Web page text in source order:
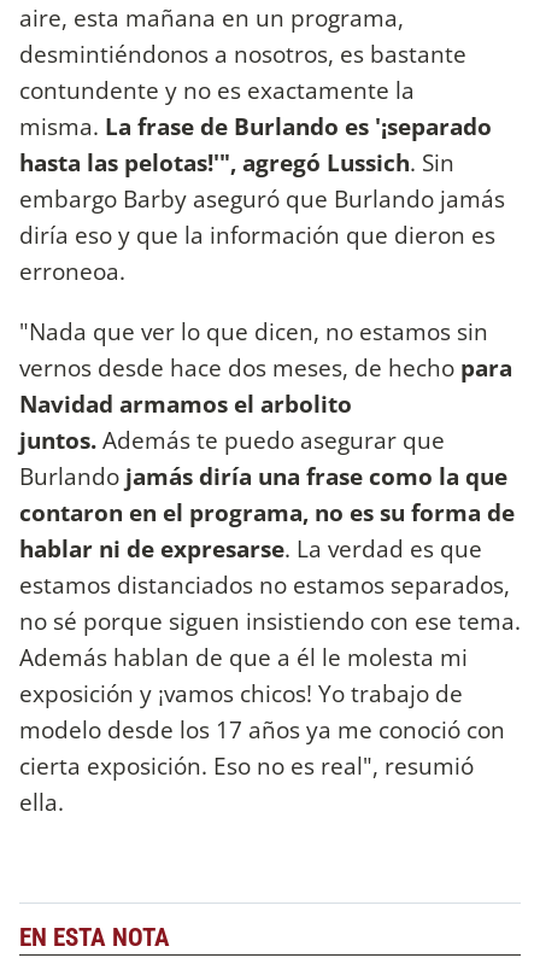
aire, esta mañana en un programa,
desmintiéndonos a nosotros, es bastante
contundente y no es exactamente la
misma. La frase de Burlando es '¡separado
hasta las pelotas!'", agregó Lussich. Sin
embargo Barby aseguró que Burlando jamás
diría eso y que la información que dieron es
erroneoa.
"Nada que ver lo que dicen, no estamos sin
vernos desde hace dos meses, de hecho para
Navidad armamos el arbolito
juntos.Además te puedo asegurar que
Burlando jamás diría una frase como la que
contaron en el programa, no es su forma de
hablar ni de expresarse. La verdad es que
estamos distanciados no estamos separados,
no sé porque siguen insistiendo con ese tema.
Además hablan de que a él le molesta mi
exposición y ¡vamos chicos! Yo trabajo de
modelo desde los 17 años ya me conoció con
cierta exposición. Eso no es real", resumió
ella.
EN ESTA NOTA